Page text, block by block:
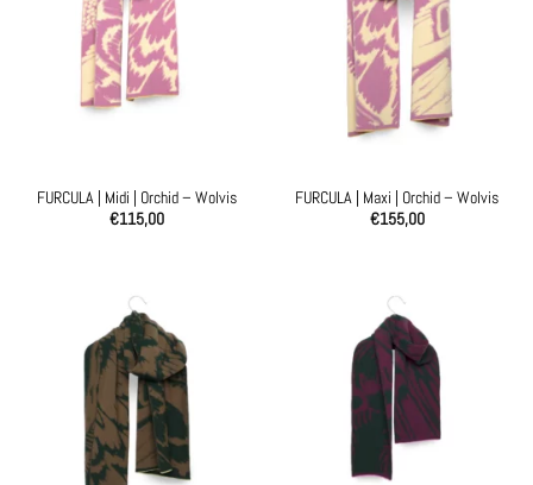
FURCULA | Midi | Orchid – Wolvis
€115,00
FURCULA | Maxi | Orchid – Wolvis
€155,00